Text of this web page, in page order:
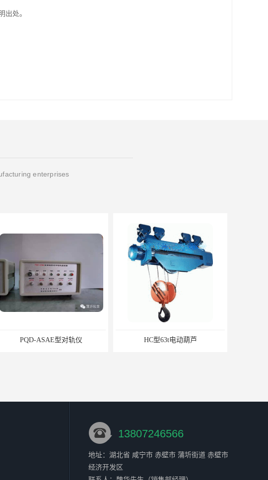
出处。
enterprises
PQD-ASAE型对轨仪 HC型63t电动葫芦
13807246566
地址：湖北省 咸宁市 赤壁市 蒲圻街道 赤壁市
经济开发区